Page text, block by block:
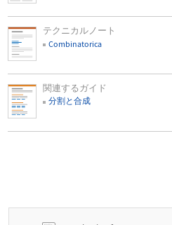
テクニカルノート
Combinatorica
関連するガイド
分割と合成